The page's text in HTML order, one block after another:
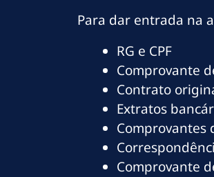
Para dar entrada na
RG e CPF
Comprovante
Contrato
Extratos
Comprovantes
Comprovante